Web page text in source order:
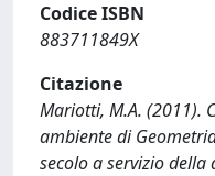
Codice ISBN
883711849X
Citazione
Mariotti, M.A. (2011).
ambiente di
secolo a servizio